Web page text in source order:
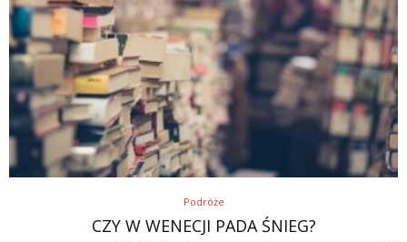
Podróże
CZY W WENECJI PADA ŚNIEG?